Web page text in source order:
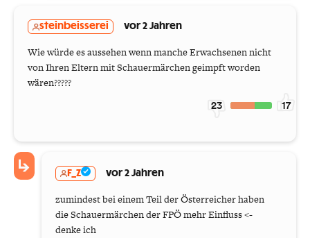
steinbeisserei vor 2 Jahren
Wie würde es aussehen wenn manche Erwachsenen nicht
von Ihren Eltern mit Schauermärchen geimpft worden
wären?????
23 17
F_Z vor 2 Jahren
zumindest bei einem Teil der Österreicher haben
die Schauermärchen der FPÖ mehr Einfluss <-
denke ich